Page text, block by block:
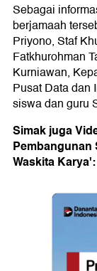
Sebagai
berjamaah
Priyono, Staf
Fatkhurohman
Kurniawan,
Pusat Data dan
siswa dan guru
Simak juga
Pembangunan
Waskita Karya':